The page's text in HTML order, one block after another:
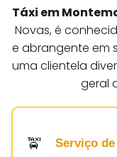
Táxi em
Novas, é
e abrangente em
uma clientela
geral
Serviço